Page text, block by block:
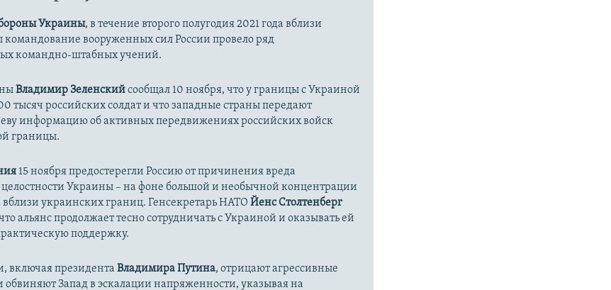
Украины, в течение второго полугодия 2021 года вблизи
вооруженных сил России провело ряд
командно-штабных учений.
Владимир Зеленскийсообщал 10 ноября, что у границы с Украиной
тысяч российских солдат и что западные страны передают
информацию об активных передвижениях российских войск
границы.
15 ноября предостерегли Россию от причинения вреда
Украины – на фоне большой и необычной концентрации
вблизи украинских границ. Генсекретарь НАТОЙенс Столтенберг
альянс продолжает тесно сотрудничать с Украиной и оказывать ей
поддержку.
включая президентаВладимира Путина, отрицают агрессивные
Запад в эскалации напряженности, указывая на